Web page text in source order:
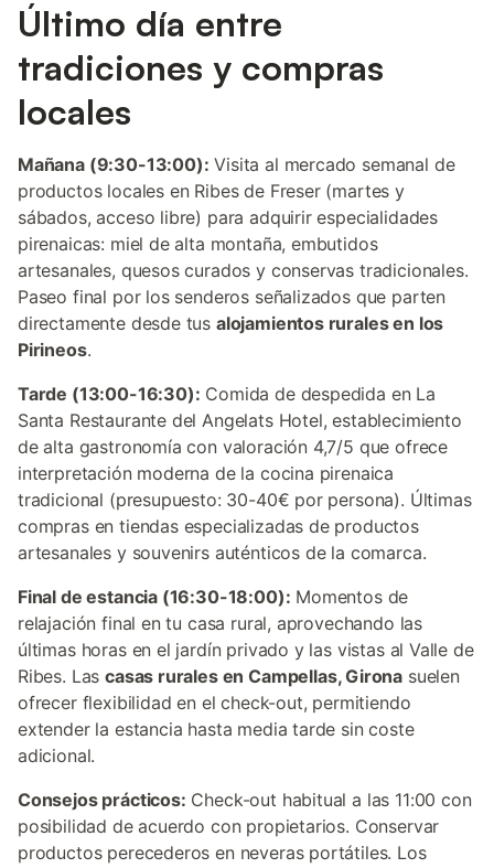
Último día entre
tradiciones y compras
locales
Mañana (9:30-13:00): Visita al mercado semanal de
productos locales en Ribes de Freser (martes y
sábados, acceso libre) para adquirir especialidades
pirenaicas: miel de alta montaña, embutidos
artesanales, quesos curados y conservas tradicionales.
Paseo final por los senderos señalizados que parten
directamente desde tus alojamientos rurales en los
Pirineos.
Tarde (13:00-16:30): Comida de despedida en La
Santa Restaurante del Angelats Hotel, establecimiento
de alta gastronomía con valoración 4,7/5 que ofrece
interpretación moderna de la cocina pirenaica
tradicional (presupuesto: 30-40€ por persona). Últimas
compras en tiendas especializadas de productos
artesanales y souvenirs auténticos de la comarca.
Final de estancia (16:30-18:00): Momentos de
relajación final en tu casa rural, aprovechando las
últimas horas en el jardín privado y las vistas al Valle de
Ribes. Lascasas rurales en Campellas, Girona suelen
ofrecer flexibilidad en el check-out, permitiendo
extender la estancia hasta media tarde sin coste
adicional.
Consejos prácticos: Check-out habitual a las 11:00 con
posibilidad de acuerdo con propietarios. Conservar
productos perecederos en neveras portátiles. Los